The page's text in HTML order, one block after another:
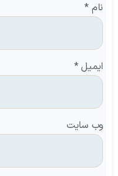
نام *
ایمیل*
وب‌ سایت